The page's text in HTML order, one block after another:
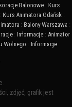
Balonowe : Kurs
: Kurs Animatora Gdańsk :
: Balony Warszawa :
: Informacje : Animator
Wolnego : Informacje
zdjęć, grafik jest